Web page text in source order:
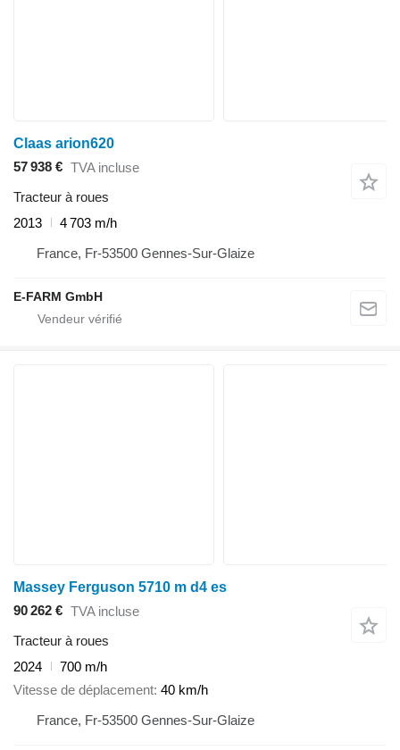
Claas arion620
57 938 € TVA incluse
Tracteur à roues
2013
4 703 m/h
France, Fr-53500 Gennes-Sur-Glaize
E-FARM GmbH
Massey Ferguson 5710 m d4 es
90 262 € TVA incluse
Tracteur à roues
2024
700 m/h
Vitesse de déplacement 40 km/h
France, Fr-53500 Gennes-Sur-Glaize